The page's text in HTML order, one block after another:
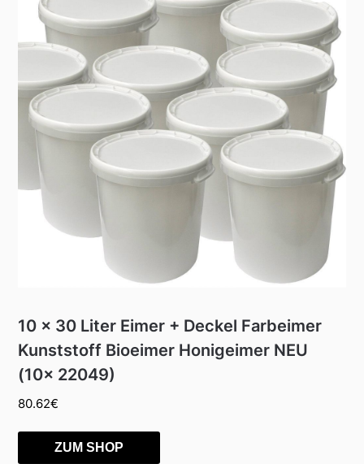
10 x 30 Liter Eimer + Deckel Farbeimer
Kunststoff Bioeimer Honigeimer NEU
(10x 22049)
80.62€
ZUM SHOP